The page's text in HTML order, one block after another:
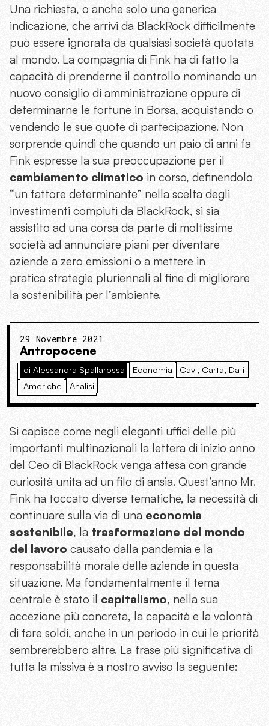
Una richiesta, o anche solo una generica
indicazione, che arrivi da BlackRock difficilmente
può essere ignorata da qualsiasi società quotata
al mondo. La compagnia di Fink ha di fatto la
capacità di prenderne il controllo nominando un
nuovo consiglio di amministrazione oppure di
determinarne le fortune in Borsa, acquistando o
vendendo le sue quote di partecipazione. Non
sorprende quindi che quando un paio di anni fa
Fink espresse la sua preoccupazione per il
cambiamento climatico in corso, definendolo
“un fattore determinante” nella scelta degli
investimenti compiuti da BlackRock, si sia
assistito ad una corsa da parte di moltissime
società ad annunciare piani per diventare
aziende a zero emissioni o a mettere in
pratica strategie pluriennali al fine di migliorare
la sostenibilità per l’ambiente.
29 Novembre 2021
Antropocene
di Alessandra Spallarossa Economia
Cavi, Carta, Dati
Americhe
Analisi
Si capisce come negli eleganti uffici delle più
importanti multinazionali la lettera di inizio anno
del Ceo di BlackRock venga attesa con grande
curiosità unita ad un filo di ansia. Quest’anno Mr.
Fink ha toccato diverse tematiche, la necessità di
continuare sulla via di una economia
sostenibile, la trasformazione del mondo
del lavoro causato dalla pandemia e la
responsabilità morale delle aziende in questa
situazione. Ma fondamentalmente il tema
centrale è stato il capitalismo, nella sua
accezione più concreta, la capacità e la volontà
di fare soldi, anche in un periodo in cui le priorità
sembrerebbero altre. La frase più significativa di
tutta la missiva è a nostro avviso la seguente: